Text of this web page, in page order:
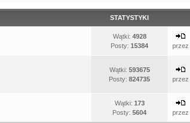
STATYSTYKI
Wątki: 4928
Posty: 15384
przez
Wątki: 593675
Posty: 824735
przez
Wątki: 173
Posty: 5604
przez